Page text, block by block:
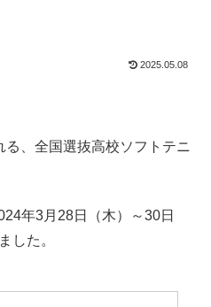
2025.05.08
、全国選抜高校ソフトテニ
年3月28日（木）～30日
した。